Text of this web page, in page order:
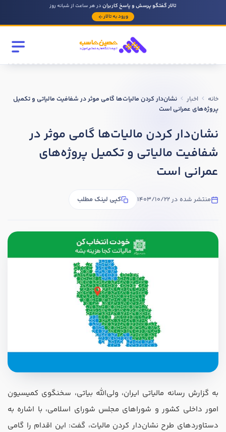
تالار گفتگو پرسش و پاسخ کاربراندر هر ساعت از شبانه روز
ورود به تالار
خانه اخبار
نشان‌دار کردن مالیات‌ها گامی موثر در شفافیت مالیاتی و تکمیل
پروژه‌های عمرانی است
نشان‌دار کردن مالیات‌ها گامی موثر در
شفافیت مالیاتی و تکمیل پروژه‌های
عمرانی است
منتشر شده در 1403/10/22 کپی لینک مطلب
به گزارش رسانه مالیاتی ایران، ولی‌الله بیاتی، سخنگوی کمیسیون
امور داخلی کشور و شورا‌های مجلس شورای اسلامی، با اشاره به
دستاورد‌های طرح نشان‌دار کردن مالیات، گفت: این اقدام را گامی
سابقه کار حسابداری
روحیه رهبری دارید ؟
در صورتی که سابقه دارید توضیح مختصر از فعالیتی که در حسابداری
در صورتی که سابقه دارید ، چه مهارت هایی در حسابداری دارید؟
ارتقا
استخدام و شروع کار حسابداری
هدف بلند مدت شما از آموزش چیست ؟